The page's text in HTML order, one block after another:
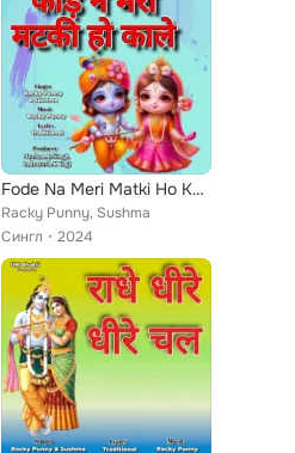
Fode Na Meri Matki Ho Kale
Racky Punny, Sushma
Сингл
2024